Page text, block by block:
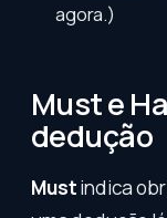
agora.)
Must e
dedução
Mustindica